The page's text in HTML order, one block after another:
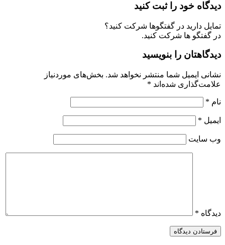
دیدگاه خود را ثبت کنید
تمایل دارید در گفتگوها شرکت کنید؟
در گفتگو ها شرکت کنید.
دیدگاهتان را بنویسید
نشانی ایمیل شما منتشر نخواهد شد. بخش‌های موردنیاز
علامت‌گذاری شده‌اند *
نام *
ایمیل *
وب‌ سایت
دیدگاه *